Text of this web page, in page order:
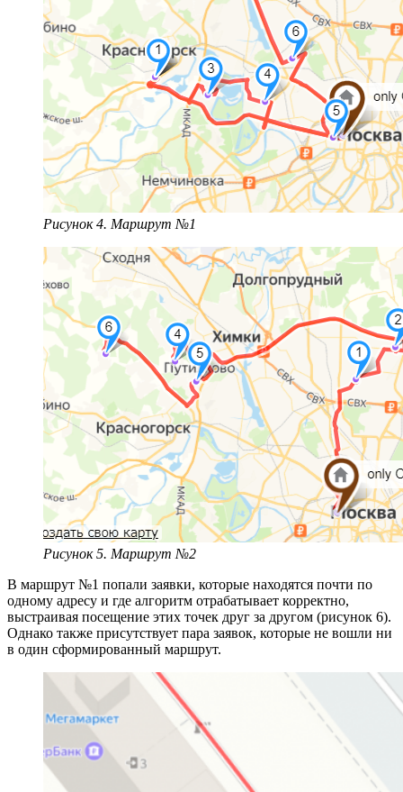
Рисунок 4. Маршрут №1
Рисунок 5. Маршрут №2
В маршрут №1 попали заявки, которые находятся почти по
одному адресу и где алгоритм отрабатывает корректно,
выстраивая посещение этих точек друг за другом (рисунок 6).
Однако также присутствует пара заявок, которые не вошли ни
в один сформированный маршрут.